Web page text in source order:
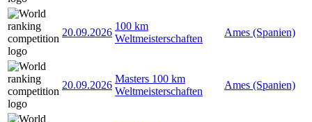
20.09.2026
100 km
Weltmeisterschaften
Ames (Spanien)
20.09.2026
Masters 100 km
Weltmeisterschaften
Ames (Spanien)